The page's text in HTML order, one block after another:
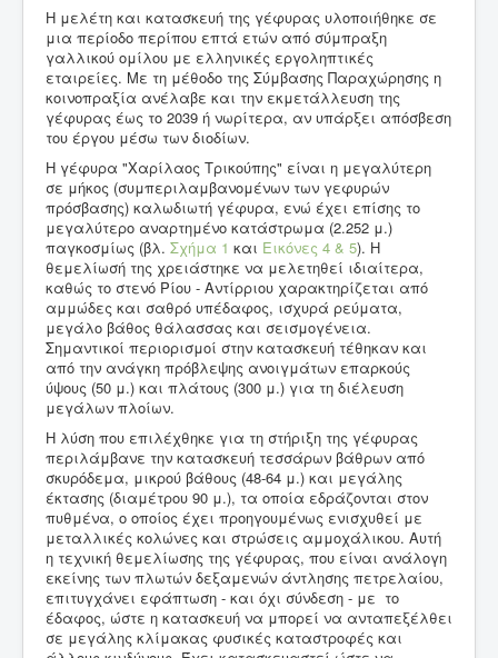
Η μελέτη και κατασκευή της γέφυρας υλοποιήθηκε σε
μια περίοδο περίπου επτά ετών από σύμπραξη
γαλλικού ομίλου με ελληνικές εργοληπτικές
εταιρείες. Με τη μέθοδο της Σύμβασης Παραχώρησης η
κοινοπραξία ανέλαβε και την εκμετάλλευση της
γέφυρας έως το 2039 ή νωρίτερα, αν υπάρξει απόσβεση
του έργου μέσω των διοδίων.
Η γέφυρα "Χαρίλαος Τρικούπης" είναι η μεγαλύτερη
σε μήκος (συμπεριλαμβανομένων των γεφυρών
πρόσβασης) καλωδιωτή γέφυρα, ενώ έχει επίσης το
μεγαλύτερο αναρτημένο κατάστρωμα (2.252 μ.)
παγκοσμίως (βλ. Σχήμα 1 και Εικόνες 4 & 5). Η
θεμελίωσή της χρειάστηκε να μελετηθεί ιδιαίτερα,
καθώς το στενό Ρίου - Αντίρριου χαρακτηρίζεται από
αμμώδες και σαθρό υπέδαφος, ισχυρά ρεύματα,
μεγάλο βάθος θάλασσας και σεισμογένεια.
Σημαντικοί περιορισμοί στην κατασκευή τέθηκαν και
από την ανάγκη πρόβλεψης ανοιγμάτων επαρκούς
ύψους (50 μ.) και πλάτους (300 μ.) για τη διέλευση
μεγάλων πλοίων.
Η λύση που επιλέχθηκε για τη στήριξη της γέφυρας
περιλάμβανε την κατασκευή τεσσάρων βάθρων από
σκυρόδεμα, μικρού βάθους (48-64 μ.) και μεγάλης
έκτασης (διαμέτρου 90 μ.), τα οποία εδράζονται στον
πυθμένα, ο οποίος έχει προηγουμένως ενισχυθεί με
μεταλλικές κολώνες και στρώσεις αμμοχάλικου. Αυτή
η τεχνική θεμελίωσης της γέφυρας, που είναι ανάλογη
εκείνης των πλωτών δεξαμενών άντλησης πετρελαίου,
επιτυγχάνει εφάπτωση - και όχι σύνδεση - με το
έδαφος, ώστε η κατασκευή να μπορεί να ανταπεξέλθει
σε μεγάλης κλίμακας φυσικές καταστροφές και